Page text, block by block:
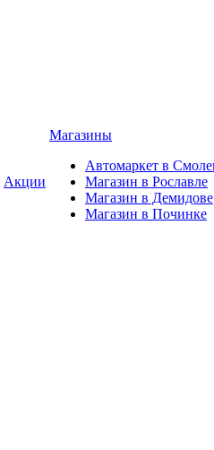
Акции
Магазины
Автомаркет в
Магазин в Рославле
Магазин в Демидове
Магазин в Починке